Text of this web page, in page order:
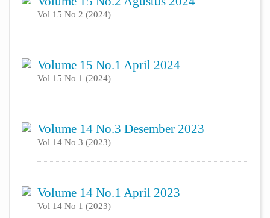
Vol 15 No 2 (2024)
Volume 15 No.1 April 2024
Vol 15 No 1 (2024)
Volume 14 No.3 Desember 2023
Vol 14 No 3 (2023)
Volume 14 No.1 April 2023
Vol 14 No 1 (2023)